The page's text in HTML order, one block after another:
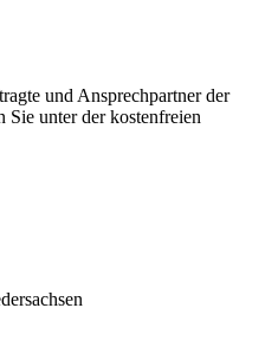
und Ansprechpartner der
unter der kostenfreien